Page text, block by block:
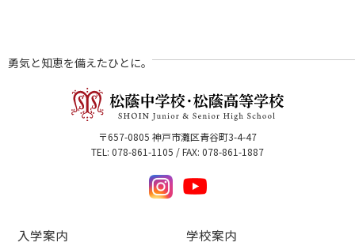
勇気と知恵を備えたひとに。
〒657-0805 神戸市灘区青谷町3-4-47
TEL: 078-861-1105 / FAX: 078-861-1887
入学案内 学校案内